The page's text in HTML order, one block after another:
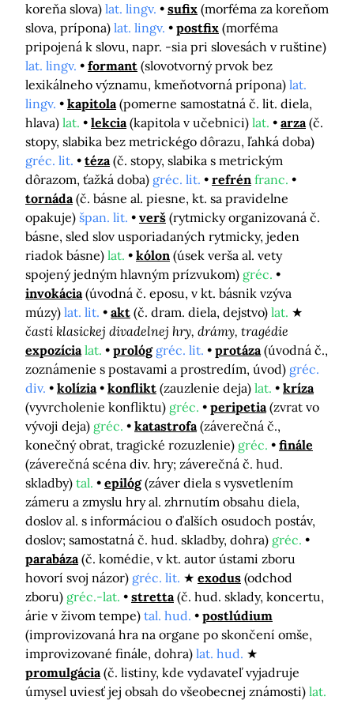
koreňa slova) lat. lingv. sufix (morféma za koreňom
slova, prípona) lat. lingv. postfix (morféma
pripojená k slovu, napr. -sia pri slovesách v ruštine)
lat. lingv.
formant (slovotvorný prvok bez
lexikálneho významu, kmeňotvorná prípona) lat.
lingv.
kapitola (pomerne samostatná č. lit. diela,
hlava) lat. lekcia (kapitola v učebnici) lat. arza (č.
stopy, slabika bez metrickégo dôrazu, ľahká doba)
gréc. lit.
téza (č. stopy, slabika s metrickým
dôrazom, ťažká doba) gréc. lit. refrén franc.
tornáda (č. básne al. piesne, kt. sa pravidelne
opakuje) špan. lit. verš (rytmicky organizovaná č.
básne, sled slov usporiadaných rytmicky, jeden
riadok básne) lat. kólon (úsek verša al. vety
spojený jedným hlavným prízvukom) gréc.
invokácia (úvodná č. eposu, v kt. básnik vzýva
múzy) lat. lit. akt (č. dram. diela, dejstvo) lat.
časti klasickej divadelnej hry, drámy, tragédie
expozícia lat. prológ gréc. lit. protáza (úvodná č.,
zoznámenie s postavami a prostredím, úvod) gréc.
div.
kolízia konflikt (zauzlenie deja) lat.
kríza
(vyvrcholenie konfliktu) gréc. peripetia (zvrat vo
vývoji deja) gréc. katastrofa (záverečná č.,
konečný obrat, tragické rozuzlenie) gréc.
finále
(záverečná scéna div. hry; záverečná č. hud.
skladby) tal. epilóg (záver diela s vysvetlením
zámeru a zmyslu hry al. zhrnutím obsahu diela,
doslov al. s informáciou o ďalších osudoch postáv,
doslov; samostatná č. hud. skladby, dohra) gréc.
parabáza (č. komédie, v kt. autor ústami zboru
hovorí svoj názor) gréc. lit. exodus (odchod
zboru) gréc.-lat. stretta (č. hud. sklady, koncertu,
árie v živom tempe) tal. hud.
postlúdium
(improvizovaná hra na organe po skončení omše,
improvizované finále, dohra) lat. hud.
promulgácia (č. listiny, kde vydavateľ vyjadruje
úmysel uviesť jej obsah do všeobecnej známosti) lat.